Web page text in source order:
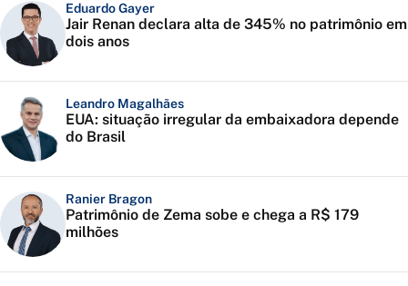
Eduardo Gayer
Jair Renan declara alta de 345% no patrimônio em
dois anos
Leandro Magalhães
EUA: situação irregular da embaixadora depende
do Brasil
Ranier Bragon
Patrimônio de Zema sobe e chega a R$ 179
milhões